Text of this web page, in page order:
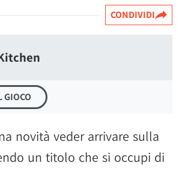
CONDIVIDI
GIOCO
novità veder arrivare sulla
un titolo che si occupi di